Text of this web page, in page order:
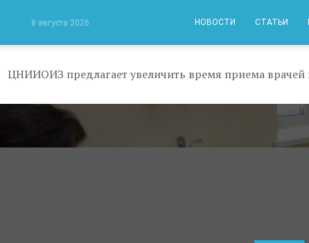
8 августа 2026 НОВОСТИ СТАТЬИ
ЦНИИОИЗ предлагает увеличить время приема врачей